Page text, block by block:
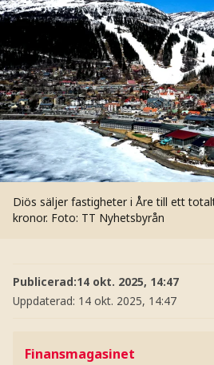
Diös säljer fastigheter i Åre till ett
kronor. Foto: TT Nyhetsbyrån
Publicerad:14 okt. 2025, 14:47
Uppdaterad: 14 okt. 2025, 14:47
Finansmagasinet